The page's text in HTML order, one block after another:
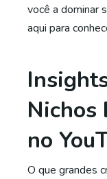
você a dominar
aqui para
Nichos
no
O que grandes